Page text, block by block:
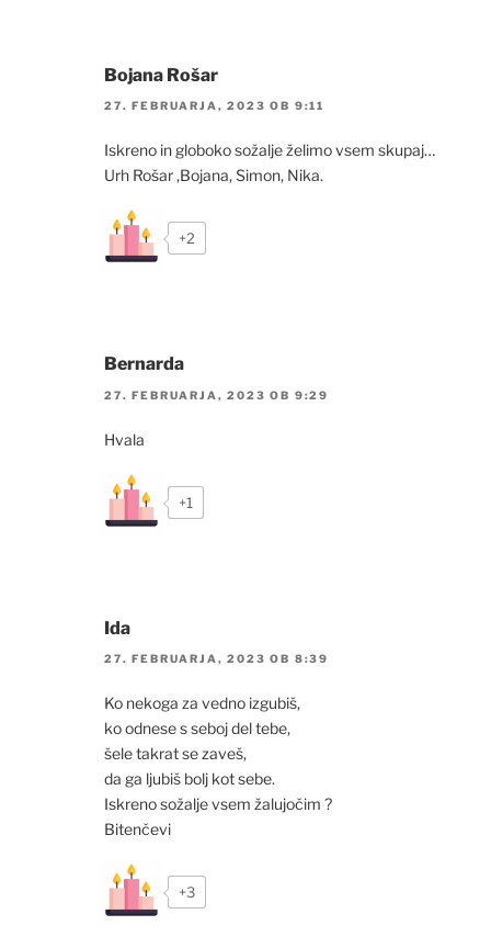
Bojana Rošar
27. FEBRUARJA, 2023 OB 9:11
Iskreno in globoko sožalje želimo vsem skupaj…
Urh Rošar ,Bojana, Simon, Nika.
+2
Bernarda
27. FEBRUARJA, 2023 OB 9:29
Hvala
+1
Ida
27. FEBRUARJA, 2023 OB 8:39
Ko nekoga za vedno izgubiš,
ko odnese s seboj del tebe,
šele takrat se zaveš,
da ga ljubiš bolj kot sebe.
Iskreno sožalje vsem žalujočim ?
Bitenčevi
+3